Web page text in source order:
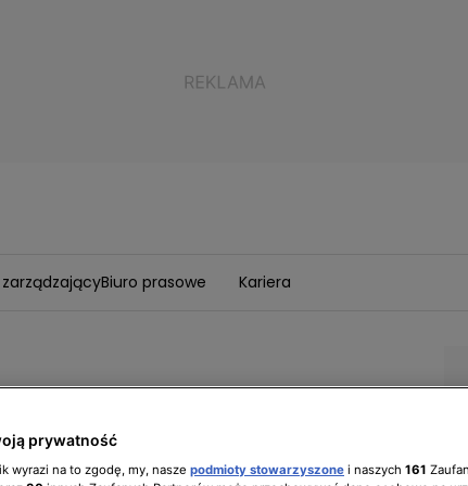
zarządzającyBiuro prasowe Kariera
prywatność
wyrazi na to zgodę, my, nasze podmioty stowarzyszone i naszych 161